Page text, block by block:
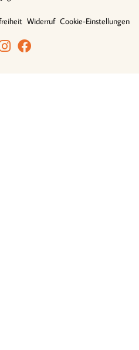
Widerruf Cookie-Einstellungen